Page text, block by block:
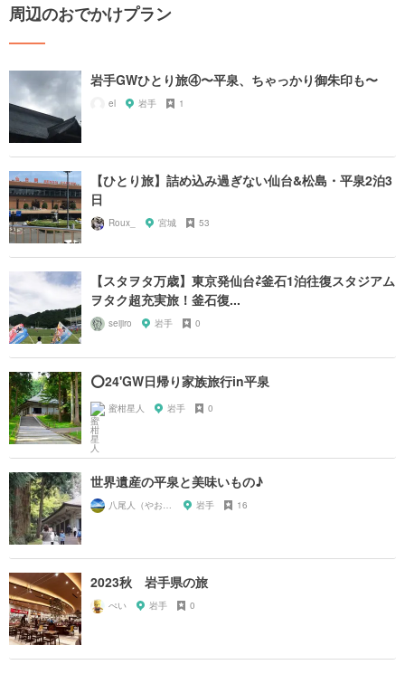
周辺のおでかけプラン
岩手GWひとり旅④〜平泉、ちゃっかり御朱印も〜
el 岩手 1
【ひとり旅】詰め込み過ぎない仙台&松島・平泉2泊3
日
Roux_ 宮城 53
【スタヲタ万歳】東京発仙台⇄釜石1泊往復スタジアム
ヲタク超充実旅！釜石復...
seijiro 岩手 0
⭕️24'GW日帰り家族旅行in平泉
蜜柑星人 岩手 0
世界遺産の平泉と美味いもの♪
岩手 16
2023秋 岩手県の旅
ぺい 岩手 0